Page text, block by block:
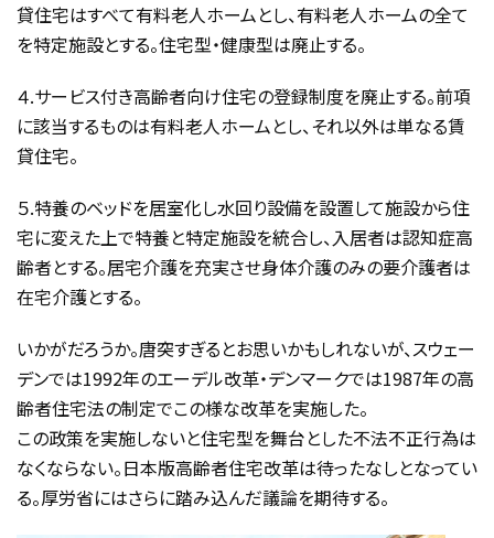
貸住宅はすべて有料老人ホームとし、有料老人ホームの全て
を特定施設とする。住宅型・健康型は廃止する。
４.サービス付き高齢者向け住宅の登録制度を廃止する。前項
に該当するものは有料老人ホームとし、それ以外は単なる賃
貸住宅。
５.特養のベッドを居室化し水回り設備を設置して施設から住
宅に変えた上で特養と特定施設を統合し、入居者は認知症高
齢者とする。居宅介護を充実させ身体介護のみの要介護者は
在宅介護とする。
いかがだろうか。唐突すぎるとお思いかもしれないが、スウェー
デンでは1992年のエーデル改革・デンマークでは1987年の高
齢者住宅法の制定でこの様な改革を実施した。
この政策を実施しないと住宅型を舞台とした不法不正行為は
なくならない。日本版高齢者住宅改革は待ったなしとなってい
る。厚労省にはさらに踏み込んだ議論を期待する。